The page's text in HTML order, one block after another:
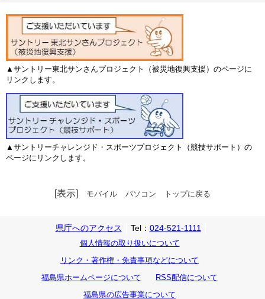
▲サントリー東北サンさんプロジェクト（被災地復興支援）のページに
リンクします。
▲サントリーチャレンジド・スポーツプロジェクト（競技サポート）の
ページにリンクします。
[表示] モバイル パソコン トップに戻る
県庁へのアクセス Tel： 024-521-1111
個人情報の取り扱いについて
リンク・著作権・免責事項などについて
福島県ホームページについて
RSS配信について
福島県の広告事業について